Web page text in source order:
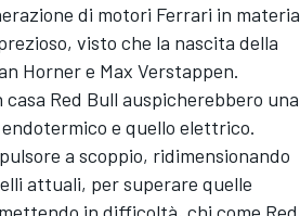
di motori Ferrari in materia
visto che la nascita della
Horner e Max Verstappen.
Red Bull auspicherebbero una
e quello elettrico.
a scoppio, ridimensionando
attuali, per superare quelle